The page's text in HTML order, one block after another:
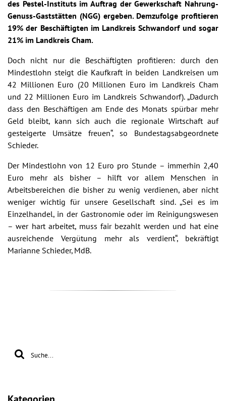
des Pestel-Instituts im Auftrag der Gewerkschaft Nahrung-
Genuss-Gaststätten (NGG) ergeben. Demzufolge profitieren
19% der Beschäftigten im Landkreis Schwandorf und sogar
21% im Landkreis Cham.
Doch nicht nur die Beschäftigten profitieren: durch den
Mindestlohn steigt die Kaufkraft in beiden Landkreisen um
42 Millionen Euro (20 Millionen Euro im Landkreis Cham
und 22 Millionen Euro im Landkreis Schwandorf). „Dadurch
dass den Beschäftigen am Ende des Monats spürbar mehr
Geld bleibt, kann sich auch die regionale Wirtschaft auf
gesteigerte Umsätze freuen“, so Bundestagsabgeordnete
Schieder.
Der Mindestlohn von 12 Euro pro Stunde – immerhin 2,40
Euro mehr als bisher – hilft vor allem Menschen in
Arbeitsbereichen die bisher zu wenig verdienen, aber nicht
weniger wichtig für unsere Gesellschaft sind. „Sei es im
Einzelhandel, in der Gastronomie oder im Reinigungswesen
– wer hart arbeitet, muss fair bezahlt werden und hat eine
ausreichende Vergütung mehr als verdient“, bekräftigt
Marianne Schieder, MdB.